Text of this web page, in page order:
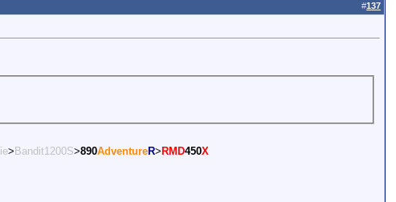
#137
> Bandit1200S>890AdventureR> RMD450X